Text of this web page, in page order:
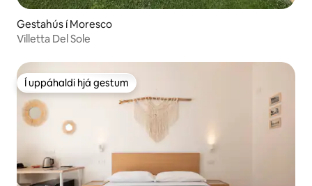
Gestahús í Moresco
Villetta Del Sole
Í uppáhaldi hjá gestum
Í uppáhaldi hjá gestum